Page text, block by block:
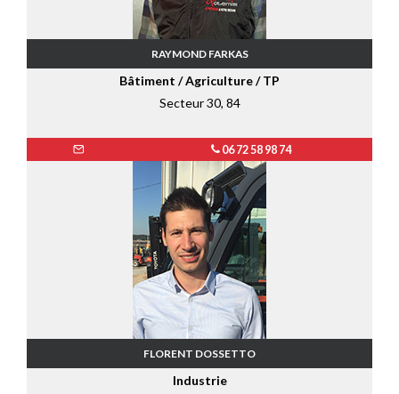
RAYMOND FARKAS
Bâtiment / Agriculture / TP
Secteur 30, 84
06 72 58 98 74
FLORENT DOSSETTO
Industrie